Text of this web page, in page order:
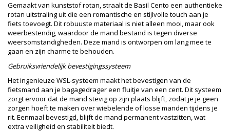
Gemaakt van kunststof rotan, straalt de Basil Cento een authentieke
rotan uitstraling uit die een romantische en stijlvolle touch aan je
fiets toevoegt. Dit robuuste materiaal is niet alleen mooi, maar ook
weerbestendig, waardoor de mand bestand is tegen diverse
weersomstandigheden. Deze mand is ontworpen om lang mee te
gaan en zijn charme te behouden.
Gebruiksvriendelijk bevestigingssysteem
Het ingenieuze WSL-systeem maakt het bevestigen van de
fietsmand aan je bagagedrager een fluitje van een cent. Dit systeem
zorgt ervoor dat de mand stevig op zijn plaats blijft, zodat je je geen
zorgen hoeft te maken over wiebelende of losse manden tijdens je
rit. Eenmaal bevestigd, blijft de mand permanent vastzitten, wat
extra veiligheid en stabiliteit biedt.